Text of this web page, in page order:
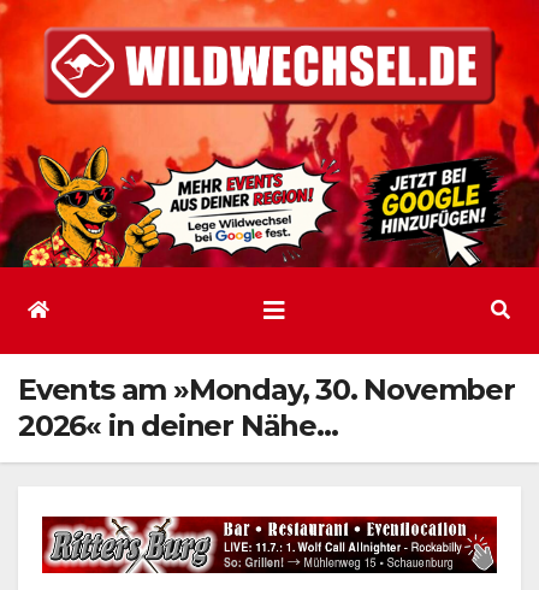
Inhalt
springen
Events am »Monday, 30. November
2026« in deiner Nähe…